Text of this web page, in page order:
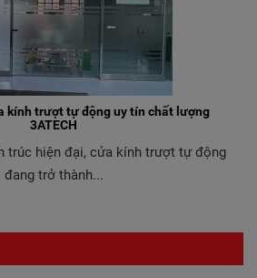
kính trượt tự động uy tín chất lượng
3ATECH
trúc hiện đại, cửa kính trượt tự động
đang trở thành...